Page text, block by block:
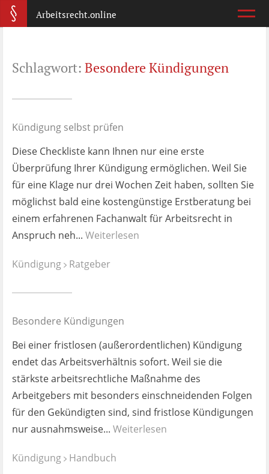
Arbeitsrecht.online
Was ist wichtig?
Wie reagiere ich?
Kündigung
Was jetzt?
Aufhebungsvertrag
Wann lohnt er sich?
Zeugnis
Ist es wirklich gut?
News
Impressum
Datenschutz
Schlagwort: Besondere Kündigungen
Kündigung selbst prüfen
Diese Checkliste kann Ihnen nur eine erste
Überprüfung Ihrer Kündigung ermöglichen. Weil Sie
für eine Klage nur drei Wochen Zeit haben, sollten Sie
möglichst bald eine kostengünstige Erstberatung bei
einem erfahrenen Fachanwalt für Arbeitsrecht in
Anspruch neh... Weiterlesen
Kündigung Ratgeber
Besondere Kündigungen
Bei einer fristlosen (außerordentlichen) Kündigung
endet das Arbeitsverhältnis sofort. Weil sie die
stärkste arbeitsrechtliche Maßnahme des
Arbeitgebers mit besonders einschneidenden Folgen
für den Gekündigten sind, sind fristlose Kündigungen
nur ausnahmsweise... Weiterlesen
Kündigung Handbuch